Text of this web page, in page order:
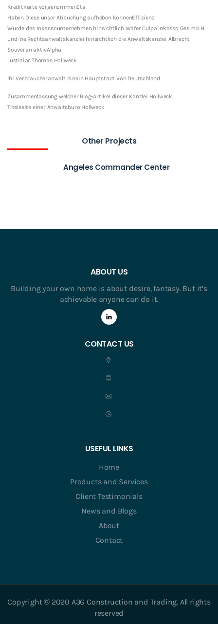
Kreditkarte vorgenommenEta
Haben Diese unser Abbuchung aufheben konnenEffizienz
Wurde das Inkassounternehmen hinsichtlich Wafer Culpa Inkasso Ges.m.b.H.
und ‘ne Rechtsanwaltskanzlei hinsichtlich die Anwaltskanzlei Albrecht
Souveran aktivAlpha
Justiziar Thomas Hollweck
Ihr Verbraucheranwalt hinein Hauptstadt Von Deutschland
Zusammenfassung welcher Blog-Artikel dieser Kanzlei Hollweck
Titelseite einer Anwaltsburo Hollweck
Other Projects
Angeles Commander Center
ABOUT US
Building your own home is about desire, fantasy. But it’s
achievable anyone can do it.
CONTACT US
USEFUL LINKS
Home
Products and Services
Client Testimonials
News and Blogs
About
Contact
Copyright © 2020 A3G Construction and Trading. All rights
reserved